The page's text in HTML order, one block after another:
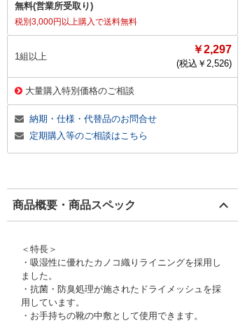
無料(営業所受取り)
税別3,000円以上購入で送料無料
1組以上
￥2,297
(税込￥ 2,526)
大量購入特別価格のご相談
納期・仕様・代替品のお問合せ
定期購入等のご相談はこちら
商品概要・商品スペック
＜特長＞
・吸湿性に優れたカノコ織りライニングを採用し
ました。
・抗菌・防臭処理が施されたドライメッシュを採
用しています。
・お手持ちの靴の中敷として使用できます。